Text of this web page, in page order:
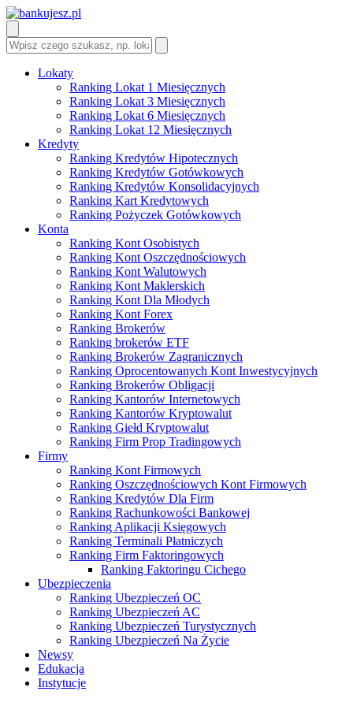
Lokaty
Ranking Lokat 1 Miesięcznych
Ranking Lokat 3 Miesięcznych
Ranking Lokat 6 Miesięcznych
Ranking Lokat 12 Miesięcznych
Kredyty
Ranking Kredytów Hipotecznych
Ranking Kredytów Gotówkowych
Ranking Kredytów Konsolidacyjnych
Ranking Kart Kredytowych
Ranking Pożyczek Gotówkowych
Konta
Ranking Kont Osobistych
Ranking Kont Oszczędnościowych
Ranking Kont Walutowych
Ranking Kont Maklerskich
Ranking Kont Dla Młodych
Ranking Kont Forex
Ranking Brokerów
Ranking brokerów ETF
Ranking Brokerów Zagranicznych
Ranking Oprocentowanych Kont Inwestycyjnych
Ranking Brokerów Obligacji
Ranking Kantorów Internetowych
Ranking Kantorów Kryptowalut
Ranking Giełd Kryptowalut
Ranking Firm Prop Tradingowych
Firmy
Ranking Kont Firmowych
Ranking Oszczędnościowych Kont Firmowych
Ranking Kredytów Dla Firm
Ranking Rachunkowości Bankowej
Ranking Aplikacji Księgowych
Ranking Terminali Płatniczych
Ranking Firm Faktoringowych
Ranking Faktoringu Cichego
Ubezpieczenia
Ranking Ubezpieczeń OC
Ranking Ubezpieczeń AC
Ranking Ubezpieczeń Turystycznych
Ranking Ubezpieczeń Na Życie
Newsy
Edukacja
Instytucje